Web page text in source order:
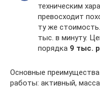
техническим
превосходит
ту же
тыс. в минуту.
порядка 9 тыс.
Основные
работы: активный,